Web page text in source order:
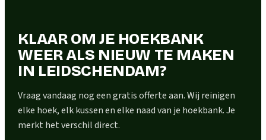
KLAAR OM JE HOEKBANK
WEER ALS NIEUW TE MAKEN
IN LEIDSCHENDAM?
Vraag vandaag nog een gratis offerte aan. Wij reinigen
elke hoek, elk kussen en elke naad van je hoekbank. Je
merkt het verschil direct.